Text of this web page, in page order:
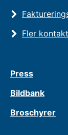
Fler
Press
Bildbank
Broschyrer